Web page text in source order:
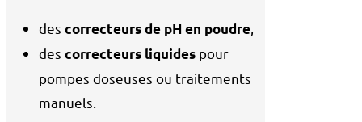
des correcteurs de pH en poudre
des correcteurs liquides pour
pompes doseuses ou traitements
manuels.